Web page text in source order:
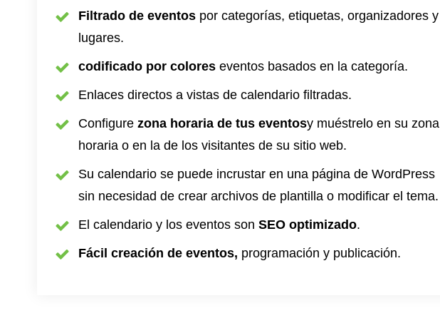
Filtrado de eventos por categorías, etiquetas, organizadores y
lugares.
codificado por colores eventos basados ​​en la categoría.
Enlaces directos a vistas de calendario filtradas.
Configure zona horaria de tus eventosy muéstrelo en su zona
horaria o en la de los visitantes de su sitio web.
Su calendario se puede incrustar en una página de WordPress
sin necesidad de crear archivos de plantilla o modificar el tema.
El calendario y los eventos son SEO optimizado.
Fácil creación de eventos, programación y publicación.